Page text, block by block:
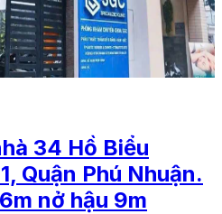
34 Hồ Biểu
Quận Phú Nhuận.
nở hậu 9m